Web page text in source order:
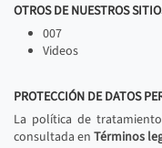
OTROS DE NUESTROS
007
Videos
PROTECCIÓN DE DATOS
La política de
consultada en Términos